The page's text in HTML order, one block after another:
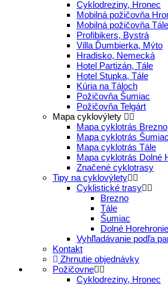
Cyklodreziny, Hronec
Mobilná požičovňa
Mobilná požičovňa
Profibikers, Bystrá
Villa Ďumbierka, Mýto
Hradisko, Nemecká
Hotel Partizán, Tále
Hotel Stupka, Tále
Kúria na Táloch
Požičovňa Šumiac
Požičovňa Telgárt
Mapa cyklovýlety
Mapa cyklotrás Brezno
Mapa cyklotrás Šumiac
Mapa cyklotrás Tále
Mapa cyklotrás Dolné
Značené cyklotrasy
Tipy na cyklovýlety
Cyklistické trasy
Brezno
Tále
Šumiac
Dolné Horehronie
Vyhľladávanie podľa
Kontakt
Zhrnutie objednávky
Požičovne
Cyklodreziny, Hronec